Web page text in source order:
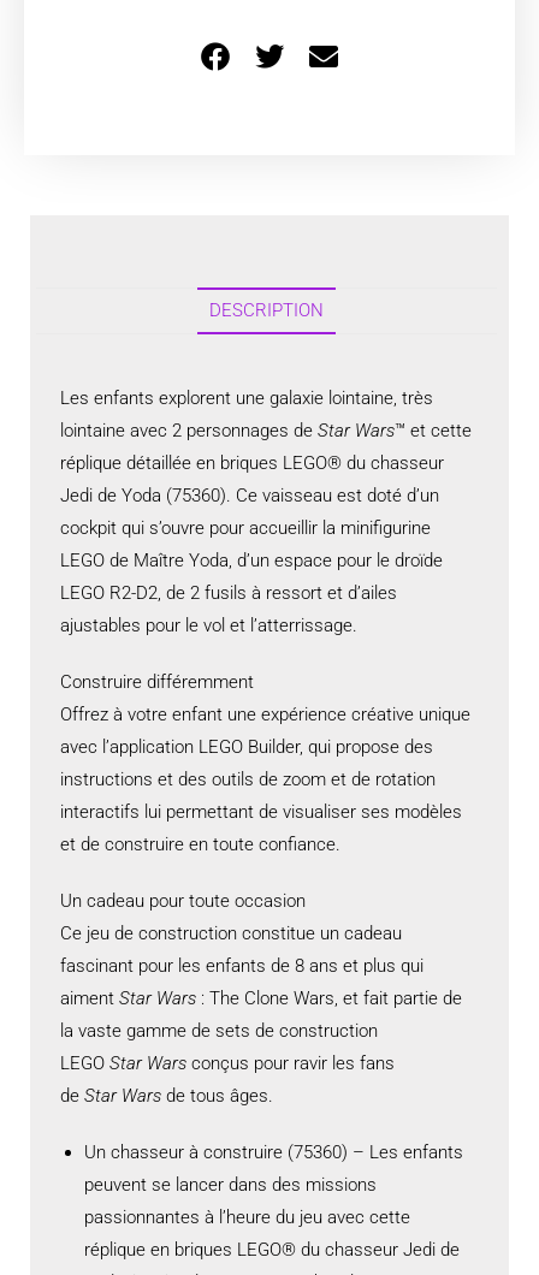
DESCRIPTION
Les enfants explorent une galaxie lointaine, très
lointaine avec 2 personnages de Star Wars™ et cette
réplique détaillée en briques LEGO® du chasseur
Jedi de Yoda (75360). Ce vaisseau est doté d’un
cockpit qui s’ouvre pour accueillir la minifigurine
LEGO de Maître Yoda, d’un espace pour le droïde
LEGO R2-D2, de 2 fusils à ressort et d’ailes
ajustables pour le vol et l’atterrissage.
Construire différemment
Offrez à votre enfant une expérience créative unique
avec l’application LEGO Builder, qui propose des
instructions et des outils de zoom et de rotation
interactifs lui permettant de visualiser ses modèles
et de construire en toute confiance.
Un cadeau pour toute occasion
Ce jeu de construction constitue un cadeau
fascinant pour les enfants de 8 ans et plus qui
aiment Star Wars : The Clone Wars, et fait partie de
la vaste gamme de sets de construction
LEGO Star Wars conçus pour ravir les fans
de Star Wars de tous âges.
Un chasseur à construire (75360) – Les enfants
peuvent se lancer dans des missions
passionnantes à l’heure du jeu avec cette
réplique en briques LEGO® du chasseur Jedi de